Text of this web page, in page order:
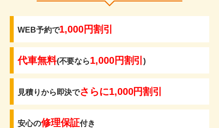
WEB予約で1,000円割引
代車無料(不要なら1,000円割引)
見積りから即決でさらに1,000円割引
安心の修理保証付き